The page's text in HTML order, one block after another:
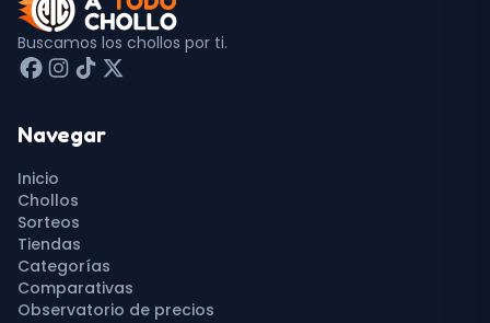
Buscamos los chollos por ti.
Navegar
Inicio
Chollos
Sorteos
Tiendas
Categorías
Comparativas
Observatorio de precios